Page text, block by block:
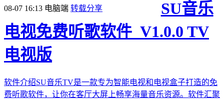
08-07 16:13 电脑端 转载分享
SU音乐
电视免费听歌软件_V1.0.0 TV
电视版
软件介绍SU音乐TV是一款专为智能电视和电视盒子打造的免
费听歌软件，让你在客厅大屏上畅享海量音乐资源。软件汇聚